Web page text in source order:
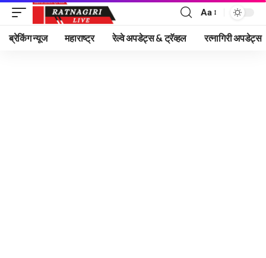
Font
Resizer
Aa
ब्रेकिंग न्यूज महाराष्ट्र रेल्वे अपडेट्स & ट्रॅव्हल रत्नागिरी अपडेट्स